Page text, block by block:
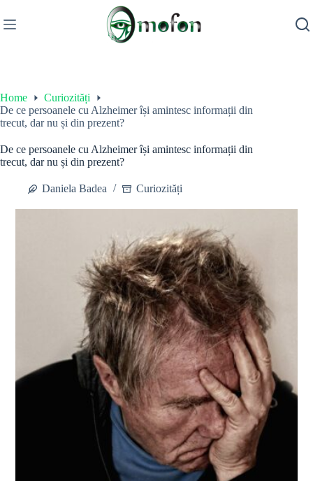
to
content
Home
Curiozități
De ce persoanele cu Alzheimer își amintesc informații din
trecut, dar nu și din prezent?
De ce persoanele cu Alzheimer își amintesc informații din
trecut, dar nu și din prezent?
Daniela Badea Curiozități